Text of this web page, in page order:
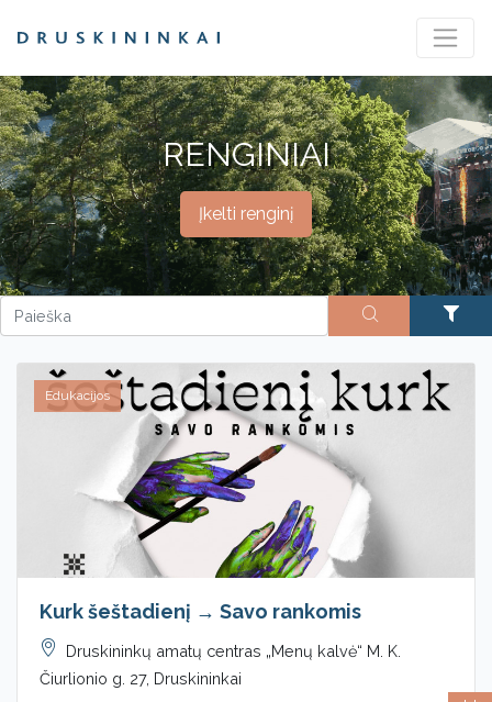
RENGINIAI
Įkelti renginį
Edukacijos
Kurk šeštadienį → Savo rankomis
Druskininkų amatų centras „Menų kalvė“ M. K.
Čiurlionio g. 27, Druskininkai